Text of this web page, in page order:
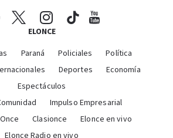
ELONCE
Paraná Policiales
Política
Deportes
Economía
Espectáculos
Impulso Empresarial
Clasionce
Elonce en vivo
Elonce Radio en vivo